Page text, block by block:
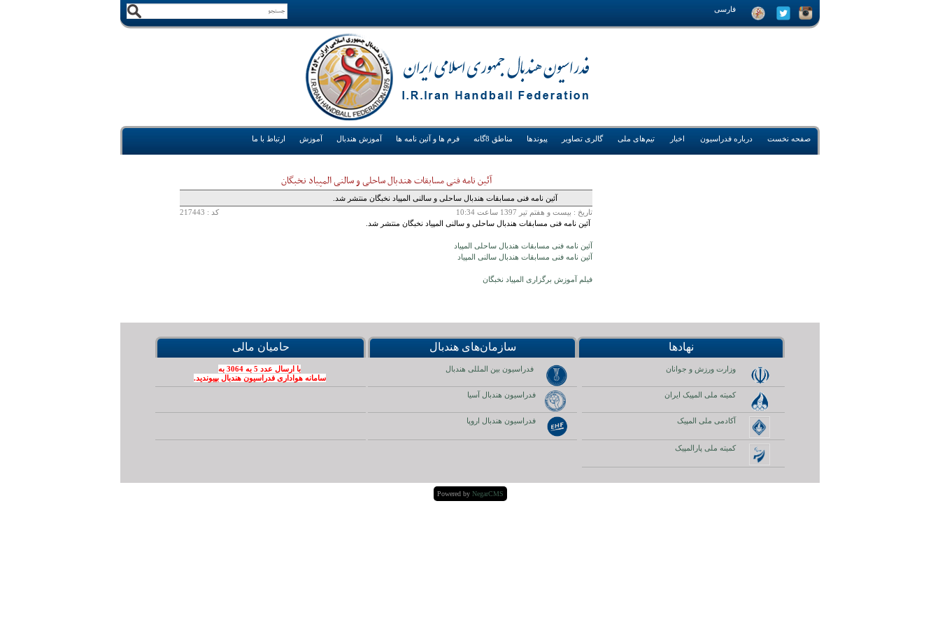
فارسی
صفحه نخست درباره فدراسیون اخبار تیم‌های ملی گالری تصاویر پیوندها مناطق 8گانه فرم ها و آئین نامه ها آموزش هندبال آموزش ارتباط با ما
آئين نامه فنی مسابقات هندبال ساحلی و سالنی المپياد نخبگان
آئين نامه فنی مسابقات هندبال ساحلی و سالنی المپياد نخبگان منتشر شد.
تاريخ : بيست و هفتم تير 1397 ساعت 10:34
کد : 217443
آئين نامه فنی مسابقات هندبال ساحلی و سالنی المپياد نخبگان منتشر شد.
آئين نامه فنی مسابقات هندبال ساحلی المپياد
آئين نامه فنی مسابقات هندبال سالنی المپياد
فیلم آموزش برگزاری المپیاد نخبگان
نهادها سازمان‌های هندبال حامیان مالی
وزارت ورزش و جوانان فدراسیون بین المللی هندبال
با ارسال عدد 5 به 3064 به
سامانه هواداری فدراسیون هندبال بپیوندید.
کمیته ملی المپیک ایران
فدراسیون هندبال آسیا
آکادمی ملی المپیک فدراسیون هندبال اروپا
کمیته ملی پارالمپیک
Powered by NegarCMS